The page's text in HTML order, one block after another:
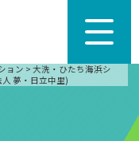
ョン > 大洗・ひたち海浜シ
夢・日立中里)